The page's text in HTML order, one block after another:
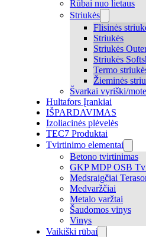
Rūbai nuo lietaus
Striukės
Flisinės
Striukės
Striukės
Striukės
Termo
Žieminės
Švarkai vyriški/
Hultafors Įrankiai
IŠPARDAVIMAS
Izoliacinės plėvelės
TEC7 Produktai
Tvirtinimo elementai
Betono tvirtinimas
GKP MDP OSB
Medsraigčiai
Medvaržčiai
Metalo varžtai
Šaudomos vinys
Vinys
Vaikiški rūbai